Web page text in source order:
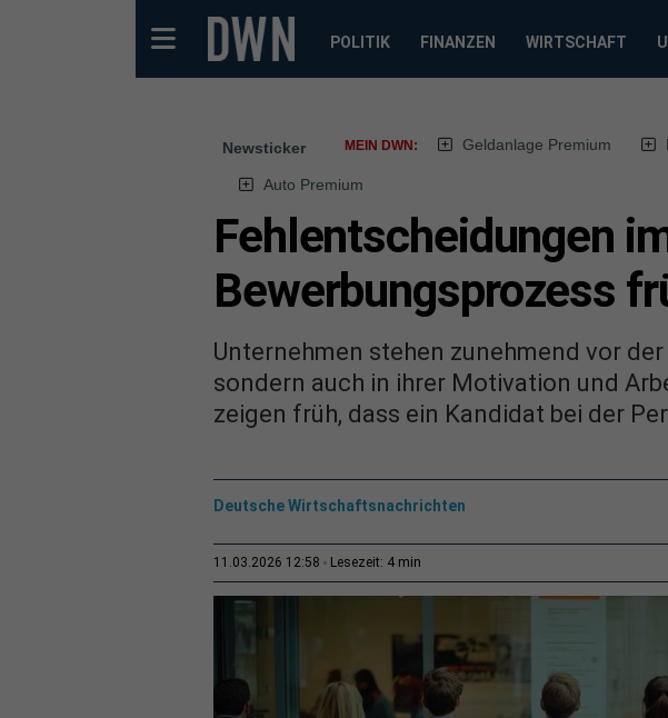
POLITIK FINANZEN WIRTSCHAFT
Newsticker MEIN DWN: Geldanlage Premium
Auto Premium
Fehlentscheidungen
Bewerbungsprozess
Unternehmen stehen zunehmend vor
sondern auch in ihrer Motivation und
zeigen früh, dass ein Kandidat bei der
Deutsche Wirtschaftsnachrichten
11.03.2026 12:58 Lesezeit: 4 min